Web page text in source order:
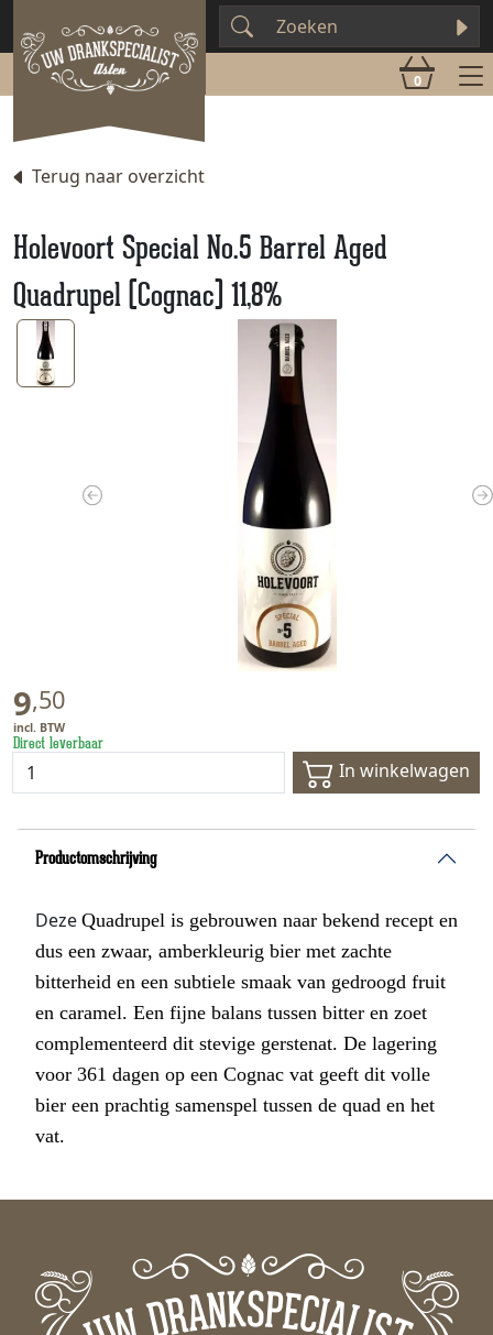
0
Terug naar overzicht
Holevoort Special No.5 Barrel Aged
Quadrupel (Cognac) 11,8%
Previous
9,50
Direct leverbaar
In winkelwagen
Productomschrijving
Deze Quadrupel is gebrouwen naar bekend recept en
dus een zwaar, amberkleurig bier met zachte
bitterheid en een subtiele smaak van gedroogd fruit
en caramel. Een fijne balans tussen bitter en zoet
complementeerd dit stevige gerstenat. De lagering
voor 361 dagen op een Cognac vat geeft dit volle
bier een prachtig samenspel tussen de quad en het
vat.